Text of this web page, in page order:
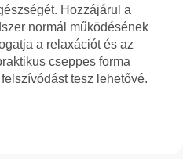
Hozzájárul a
normál működésének
a relaxációt és az
cseppes forma
tesz lehetővé.